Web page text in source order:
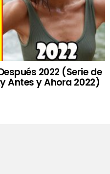
2022 (Serie de
Antes y Ahora 2022)